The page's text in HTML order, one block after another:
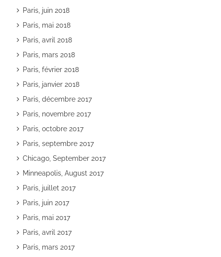
Paris, juin 2018
Paris, mai 2018
Paris, avril 2018
Paris, mars 2018
Paris, février 2018
Paris, janvier 2018
Paris, décembre 2017
Paris, novembre 2017
Paris, octobre 2017
Paris, septembre 2017
Chicago, September 2017
Minneapolis, August 2017
Paris, juillet 2017
Paris, juin 2017
Paris, mai 2017
Paris, avril 2017
Paris, mars 2017